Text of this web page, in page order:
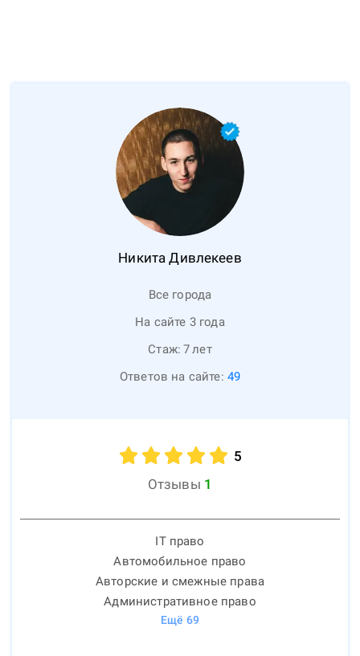
Никита Дивлекеев
Все города
На сайте 3 года
Стаж: 7лет
Ответов на сайте: 49
5
Отзывы 1
IT право
Автомобильное право
Авторские и смежные права
Административное право
Ещё 69